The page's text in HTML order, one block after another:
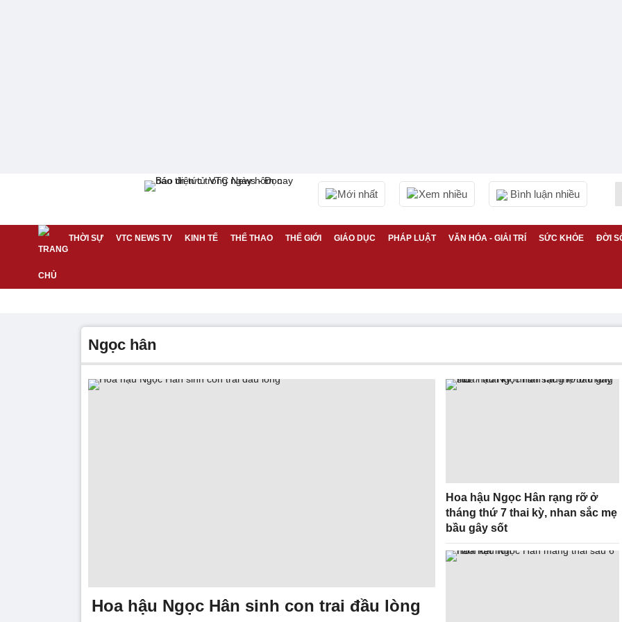
Mới nhất Xem nhiều Bình luận nhiều
THỜI SỰ VTC NEWS TV KINH TẾ THỂ THAO THẾ GIỚI GIÁO DỤC PHÁP LUẬT VĂN HÓA - GIẢI TRÍ SỨC KHỎE ĐỜI
ngọc hân
Hoa hậu Ngọc Hân sinh con trai đầu lòng
Hoa hậu Ngọc Hân rạng rỡ ở
tháng thứ 7 thai kỳ, nhan sắc mẹ
bầu gây sốt